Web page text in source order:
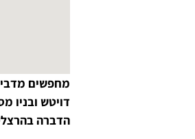
מחפשים
דויטש ובניו
הדברה